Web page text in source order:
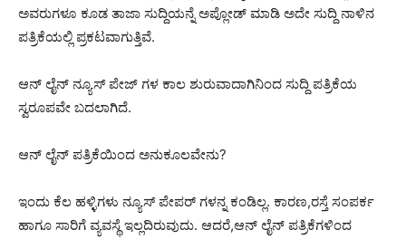
ಅವರುಗಳೂ ಕೂಡ ತಾಜಾ ಸುದ್ದಿಯನ್ನೆ ಅಪ್ಲೋಡ್ ಮಾಡಿ ಅದೇ ಸುದ್ದಿ ನಾಳಿನ
ಪತ್ರಿಕೆಯಲ್ಲಿ ಪ್ರಕಟವಾಗುತ್ತಿವೆ‌.
ಆನ್ ಲೈನ್ ನ್ಯೂಸ್ ಪೇಜ್ ಗಳ ಕಾಲ ಶುರುವಾದಾಗಿನಿಂದ ಸುದ್ದಿ ಪತ್ರಿಕೆಯ
ಸ್ವರೂಪವೇ ಬದಲಾಗಿದೆ.
ಆನ್ ಲೈನ್ ಪತ್ರಿಕೆಯಿಂದ ಅನುಕೂಲವೇನು?
ಇಂದು ಕೆಲ ಹಳ್ಳಿಗಳು ನ್ಯೂಸ್ ಪೇಪರ್ ಗಳನ್ನ ಕಂಡಿಲ್ಲ. ಕಾರಣ,ರಸ್ತೆ ಸಂಪರ್ಕ
ಹಾಗೂ ಸಾರಿಗೆ ವ್ಯವಸ್ಥೆ ಇಲ್ಲದಿರುವುದು. ಆದರೆ,ಆನ್ ಲೈನ್ ಪತ್ರಿಕೆಗಳಿಂದ